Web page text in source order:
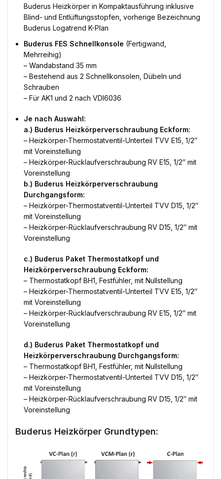
Buderus Heizkörper in Kompaktausführung inklusive
Blind- und Entlüftungsstopfen, vorherige Bezeichnung
Buderus Logatrend K-Plan
Buderus FES Schnellkonsole (Fertigwand,
Mehrreihig)
– Wandabstand 35 mm
– Bestehend aus 2 Schnellkonsolen, Dübeln und
Schrauben
– Für AK1 und 2 nach VDI6036
Je nach Auswahl:
a.) Buderus Heizkörperverschraubung Eckform:
– Heizkörper-Thermostatventil-Unterteil TVV E15, 1/2″
mit Voreinstellung
– Heizkörper-Rücklaufverschraubung RV E15, 1/2″ mit
Voreinstellung
b.) Buderus Heizkörperverschraubung
Durchgangsform:
– Heizkörper-Thermostatventil-Unterteil TVV D15, 1/2″
mit Voreinstellung
– Heizkörper-Rücklaufverschraubung RV D15, 1/2″ mit
Voreinstellung
c.) Buderus Paket Thermostatkopf und
Heizkörperverschraubung Eckform:
– Thermostatkopf BH1, Festfühler, mit Nullstellung
– Heizkörper-Thermostatventil-Unterteil TVV E15, 1/2″
mit Voreinstellung
– Heizkörper-Rücklaufverschraubung RV E15, 1/2″ mit
Voreinstellung
d.) Buderus Paket Thermostatkopf und
Heizkörperverschraubung Durchgangsform:
– Thermostatkopf BH1, Festfühler, mit Nullstellung
– Heizkörper-Thermostatventil-Unterteil TVV D15, 1/2″
mit Voreinstellung
– Heizkörper-Rücklaufverschraubung RV D15, 1/2″ mit
Voreinstellung
Buderus Heizkörper Grundtypen: